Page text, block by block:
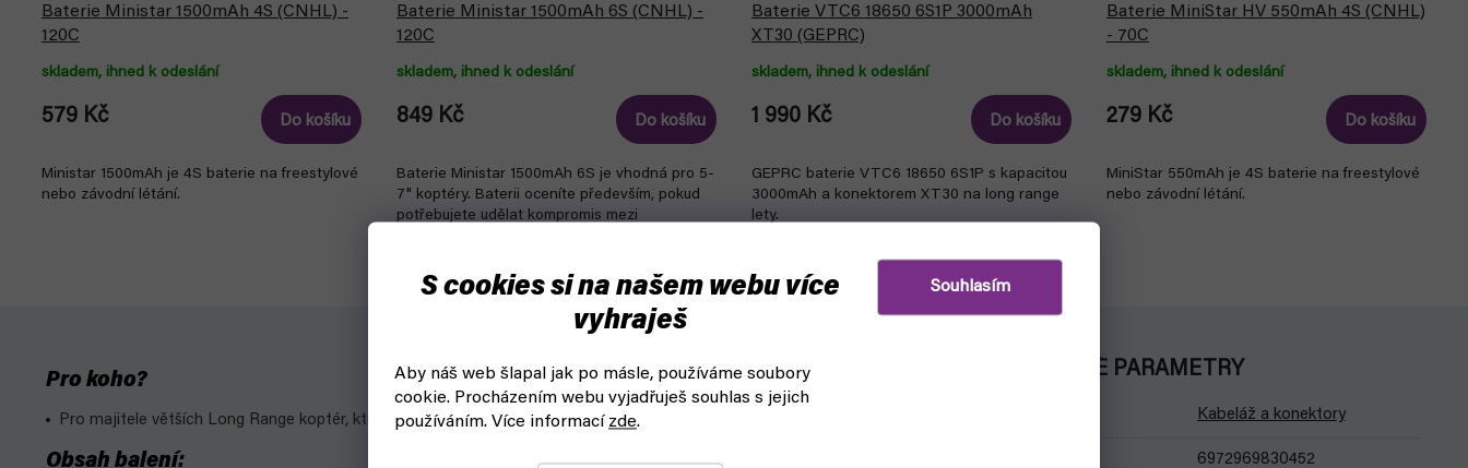
S cookies si na našem webu více
vyhraješ
Aby náš web šlapal jak po másle, používáme soubory
cookie. Procházením webu vyjadřuješ souhlas s jejich
používáním. Více informací zde.
Souhlasím
Baterie Ministar 1500mAh 4S (CNHL) -
120C
skladem, ihned k odeslání
579 Kč Do košíku
Ministar 1500mAh je 4S baterie na freestylové
nebo závodní létání.
Baterie Ministar 1500mAh 6S (CNHL) -
120C
skladem, ihned k odeslání
849 Kč Do košíku
Baterie Ministar 1500mAh 6S je vhodná pro 5-
7" koptéry. Baterii oceníte především, pokud
potřebujete udělat kompromis mezi
Baterie VTC6 18650 6S1P 3000mAh
XT30 (GEPRC)
skladem, ihned k odeslání
1 990 Kč Do košíku
GEPRC baterie VTC6 18650 6S1P s kapacitou
3000mAh a konektorem XT30 na long range
lety.
Baterie MiniStar HV 550mAh 4S (CNHL)
- 70C
skladem, ihned k odeslání
279 Kč Do košíku
MiniStar 550mAh je 4S baterie na freestylové
nebo závodní létání.
Pro koho?
Pro majitele větších Long Range koptér, kteří chtějí spojit síly svých baterií
Obsah balení:
DOPLŇKOVÉ PARAMETRY
Kabeláž a konektory
6972969830452